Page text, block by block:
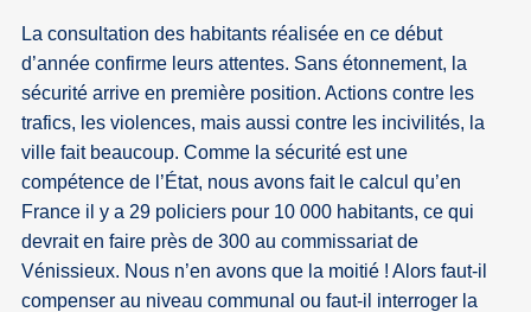
La consultation des habitants réalisée en ce début
d’année confirme leurs attentes. Sans étonnement, la
sécurité arrive en première position. Actions contre les
trafics, les violences, mais aussi contre les incivilités, la
ville fait beaucoup. Comme la sécurité est une
compétence de l’État, nous avons fait le calcul qu’en
France il y a 29 policiers pour 10 000 habitants, ce qui
devrait en faire près de 300 au commissariat de
Vénissieux. Nous n’en avons que la moitié ! Alors faut-il
compenser au niveau communal ou faut-il interroger la